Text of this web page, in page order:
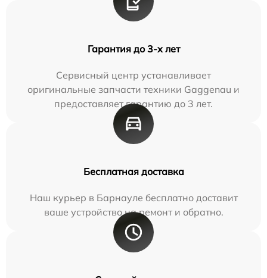
Гарантия до 3-х лет
Сервисный центр устанавливает
оригинальные запчасти техники Gaggenau и
предоставляет гарантию до 3 лет.
Бесплатная доставка
Наш курьер в Барнауле бесплатно доставит
ваше устройство на ремонт и обратно.